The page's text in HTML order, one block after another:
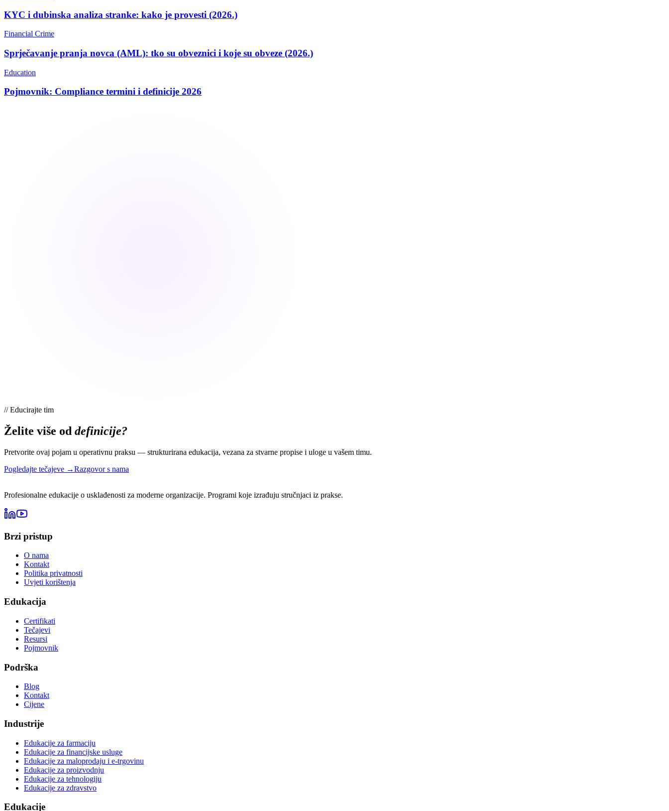
KYC i dubinska analiza stranke: kako je provesti (2026.)
Financial Crime
Sprječavanje pranja novca (AML): tko su obveznici i koje su obveze (2026.)
Education
Pojmovnik: Compliance termini i definicije 2026
//Educirajte tim
Želite više od definicije?
Pretvorite ovaj pojam u operativnu praksu — strukturirana edukacija, vezana za stvarne propise i uloge u vašem timu.
Pogledajte tečajeve →Razgovor s nama
Profesionalne edukacije o usklađenosti za moderne organizacije. Programi koje izrađuju stručnjaci iz prakse.
Brzi pristup
O nama
Kontakt
Politika privatnosti
Uvjeti korištenja
Edukacija
Certifikati
Tečajevi
Resursi
Pojmovnik
Podrška
Blog
Kontakt
Cijene
Industrije
Edukacije za farmaciju
Edukacije za financijske usluge
Edukacije za maloprodaju i e-trgovinu
Edukacije za proizvodnju
Edukacije za tehnologiju
Edukacije za zdravstvo
Edukacije